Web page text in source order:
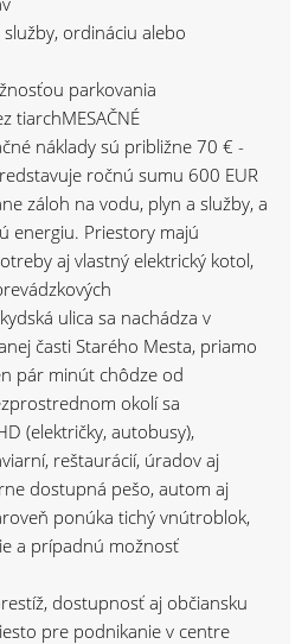
ordináciu alebo
parkovania
tiarchMESAČNÉ
náklady sú približne 70 € -
ročnú sumu 600 EUR
záloh na vodu, plyn a služby, a
energiu. Priestory majú
aj vlastný elektrický kotol,
ulica sa nachádza v
časti Starého Mesta, priamo
pár minút chôdze od
okolí sa
(električky, autobusy),
reštaurácií, úradov aj
dostupná pešo, autom aj
ponúka tichý vnútroblok,
a prípadnú možnosť
dostupnosť aj občiansku
pre podnikanie v centre